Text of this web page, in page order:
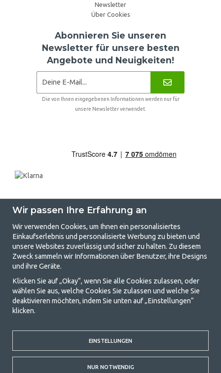
Newsletter
Über Cookies
Abonnieren Sie unseren
Newsletter für unsere besten
Angebote und Neuigkeiten!
Die von Ihnen eingegebenen Informationen werden nur für
unsere Newsletter verwendet.
GetCamping.de - Ihr Geschäft für
Camping und Outdoor-Leben
Camping kann entweder ein Lebensstil sein oder eine Möglichkeit, die
Familie für ein gemeinsames Abenteuer zusammenzubringen. Egal, zu
welcher Kategorie Sie gehören, bei uns finden Sie alles, was Sie an
Campingzubehör benötigen. Wir finden, dass Camping für alle
Familienzelte, Wohnwagenvorzelte und alle anderen Ausrüstungen für
Camping und Outdoor-Aktivitäten. Unser Ziel ist es, in jeder Preisklasse
die beste Campingausrüstung in Bezug auf Qualität und Funktionalität
anzubieten. Kontaktieren Sie uns gerne, wenn Ihnen etwas fehlt oder
Sie mehr erfahren möchten.
Wir passen Ihre Erfahrung an
Wir verwenden Cookies, um Ihnen ein personalisiertes
Einkaufserlebnis und personalisierte Werbung zu bieten und
unsere Websites zuverlässig und sicher zu halten. Zu diesem
Zweck sammeln wir Informationen über Benutzer, ihre Designs
und ihre Geräte.
Klicken Sie auf „Okay“, wenn Sie alle Cookies zulassen, oder
wählen Sie aus, welche Cookies Sie zulassen und welche Sie
deaktivieren möchten, indem Sie unten auf „Einstellungen“
klicken.
EINSTELLUNGEN
NUR NOTWENDIG